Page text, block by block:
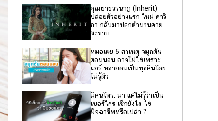
คุณยายวรนาฏ (Inherit)
ปล่อยตัวอย่างแรก ใหม่ ดาวิ
กา กลับมาปลุกตำนานคาย
ตะขาบ
หมอเผย 5 สาเหตุ จมูกตัน
ตอนนอน อาจไม่ใช่เพราะ
แอร์ หลายคนเป็นทุกคืนโดย
ไม่รู้ตัว
มีคนโทร. มา แต่ไม่รู้ว่าเป็น
เบอร์ใคร เช็กยังไง-ใช่
มิจฉาชีพหรือเปล่า ?